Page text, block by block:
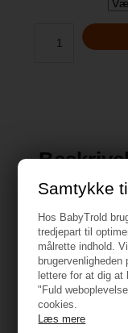
Samtykke
Hos BabyTrold
tredjepart til
målrette indhold.
lettere for at dig at
"Fuld
cookies.
Læs mere